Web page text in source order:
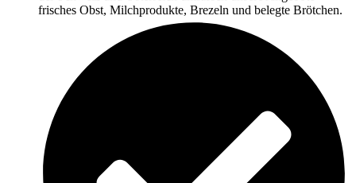
frisches Obst, Milchprodukte, Brezeln und belegte Brötchen.